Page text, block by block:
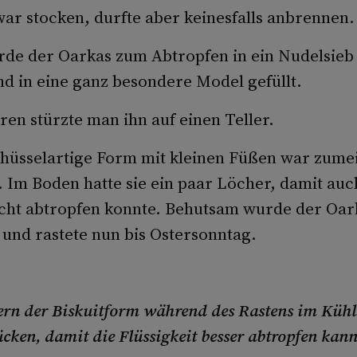
stocken, durfte aber keinesfalls anbrennen.
der Oarkas zum Abtropfen in ein
in eine ganz besondere Model gefüllt.
stürzte man ihn auf einen Teller.
Form mit kleinen Füßen war
Boden hatte sie ein paar Löcher, damit
abtropfen konnte. Behutsam wurde der
rastete nun bis Ostersonntag.
der Biskuitform während des Rastens im
damit die Flüssigkeit besser abtropfen